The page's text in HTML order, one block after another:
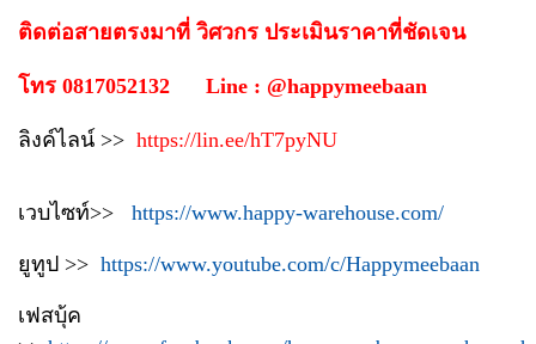
ติดต่อสายตรงมาที่ วิศวกร ประเมินราคาที่ชัดเจน
โทร 0817052132 Line : @happymeebaan
ลิงค์ไลน์ >> https://lin.ee/hT7pyNU
เวบไซท์>> https://www.happy-warehouse.com/
ยูทูป >> https://www.youtube.com/c/Happymeebaan
เฟสบุ้ค